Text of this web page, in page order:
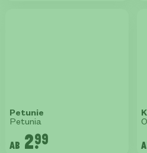
Petunie
Petunia
ab 2.99